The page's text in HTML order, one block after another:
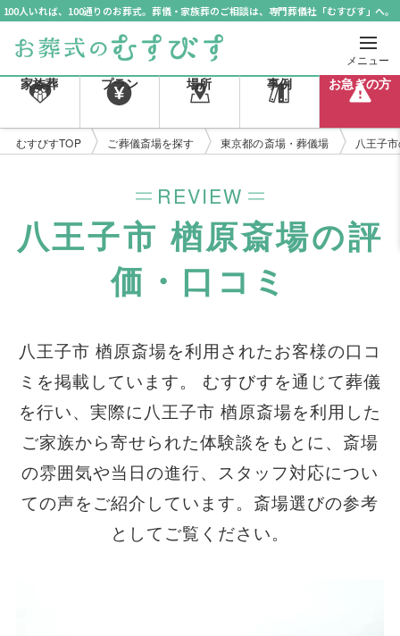
100人いれば、100通りのお葬式。葬儀・家族葬のご相談は、専門葬儀社「むすびす」へ。
メニュー
家族葬 プラン 場所 事例 お急ぎの方
むすびすTOP ご葬儀斎場を探す 東京都の斎場・葬儀場 八王子
REVIEW
八王子市 楢原斎場の評
価・口コミ
八王子市 楢原斎場を利用されたお客様の口コ
ミを掲載しています。 むすびすを通じて葬儀
を行い、実際に八王子市 楢原斎場を利用した
ご家族から寄せられた体験談をもとに、斎場
の雰囲気や当日の進行、スタッフ対応につい
ての声をご紹介しています。斎場選びの参考
としてご覧ください。